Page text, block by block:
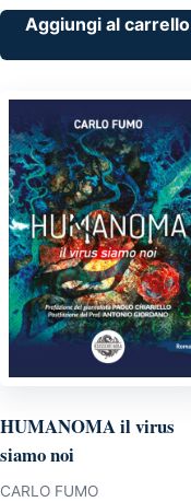
Aggiungi al carrello
HUMANOMA il virus
siamo noi
CARLO FUMO